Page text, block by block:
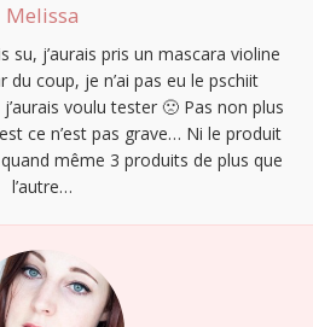
Melissa
su, j’aurais pris un mascara violine
coup, je n’ai pas eu le pschiit
voulu tester 🙁 Pas non plus
ce n’est pas grave… Ni le produit
même 3 produits de plus que
l’autre…